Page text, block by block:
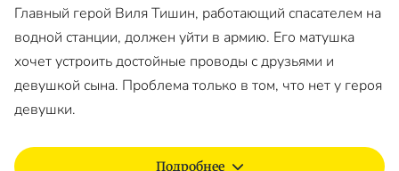
Главный герой Виля Тишин, работающий спасателем на
водной станции, должен уйти в армию. Его матушка
хочет устроить достойные проводы с друзьями и
девушкой сына. Проблема только в том, что нет у героя
девушки.
Подробнее